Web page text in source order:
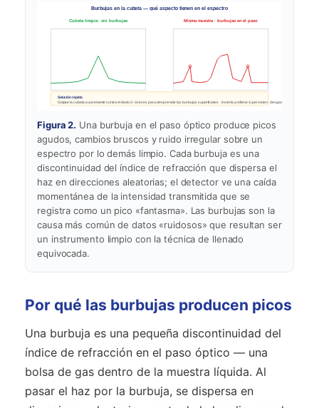
Burbujas en la cubeta — qué aspecto tienen en el espectro
Cubeta limpia · sin burbujas
Pico simétrico · línea base plana
A reproducible a ±0,001 OD
Misma muestra · burbujas en el paso
Las burbujas actúan como fuentes puntuales de dispersión
Solución rápida
Golpee la cubeta suavemente contra el dedo 2–3 veces para desprender las burbujas superficiales · invierta y rellene si persisten · desgasifique las muestras
Figura 2. Una burbuja en el paso óptico produce picos
agudos, cambios bruscos y ruido irregular sobre un
espectro por lo demás limpio. Cada burbuja es una
discontinuidad del índice de refracción que dispersa el
haz en direcciones aleatorias; el detector ve una caída
momentánea de la intensidad transmitida que se
registra como un pico «fantasma». Las burbujas son la
causa más común de datos «ruidosos» que resultan ser
un instrumento limpio con la técnica de llenado
equivocada.
Por qué las burbujas producen picos
Una burbuja es una pequeña discontinuidad del
índice de refracción en el paso óptico — una
bolsa de gas dentro de la muestra líquida. Al
pasar el haz por la burbuja, se dispersa en